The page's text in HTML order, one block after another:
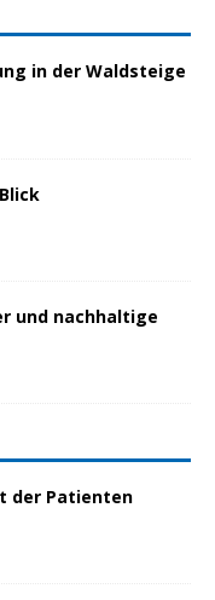
in der Waldsteige
und nachhaltige
der Patienten